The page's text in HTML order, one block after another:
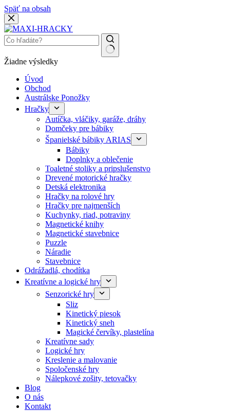
Späť na obsah
Žiadne výsledky
Úvod
Obchod
Austrálske Ponožky
Hračky
Autíčka, vláčiky, garáže, dráhy
Domčeky pre bábiky
Španielské bábiky ARIAS
Bábiky
Doplnky a oblečenie
Toaletné stoliky a pripslušenstvo
Drevené motorické hračky
Detská elektronika
Hračky na rolové hry
Hračky pre najmenších
Kuchynky, riad, potraviny
Magnetické knihy
Magnetické stavebnice
Puzzle
Náradie
Stavebnice
Odrážadlá, chodítka
Kreatívne a logické hry
Senzorické hry
Sliz
Kinetický piesok
Kinetický sneh
Magické červíky, plastelína
Kreatívne sady
Logické hry
Kreslenie a malovanie
Spoločenské hry
Nálepkové zošity, tetovačky
Blog
O nás
Kontakt